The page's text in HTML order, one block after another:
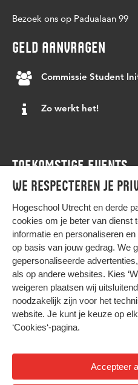
We respecteren je
Hogeschool Utrecht en derde
cookies om je beter van dienst
informatie en personaliseren
op basis van jouw gedrag. We
gepersonaliseerde
als op andere websites. Kies
weigeren plaatsen wij
noodzakelijk zijn voor het
website. Je kunt je keuze op
‘Cookies‘-pagina.
Accepteer
Bezoek ons op Padualaan 99
GELD AANVRAGEN
Commissie Student
Zo werkt het!
TOEKOMSTIGE EVENTS
HIER KOMT
Privacy
Cookies